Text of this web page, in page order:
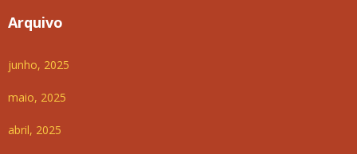
Arquivo
junho, 2025
maio, 2025
abril, 2025